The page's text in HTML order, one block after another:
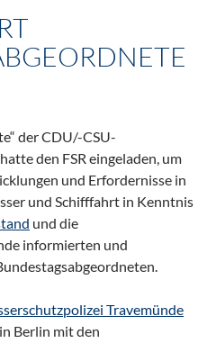
der CDU/-CSU-
den FSR eingeladen, um
und Erfordernisse in
und Schifffahrt in Kenntnis
und die
informierten und
Travemünde
Berlin mit den